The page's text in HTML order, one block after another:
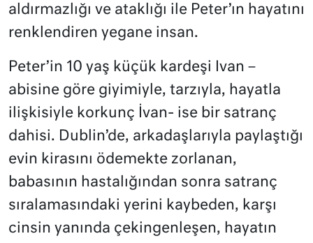
aldırmazlığı ve ataklığı ile Peter’ın hayatını
renklendiren yegane insan.
Peter’in 10 yaş küçük kardeşi Ivan –
abisine göre giyimiyle, tarzıyla, hayatla
ilişkisiyle korkunç İvan- ise bir satranç
dahisi. Dublin’de, arkadaşlarıyla paylaştığı
evin kirasını ödemekte zorlanan,
babasının hastalığından sonra satranç
sıralamasındaki yerini kaybeden, karşı
cinsin yanında çekingenleşen, hayatın